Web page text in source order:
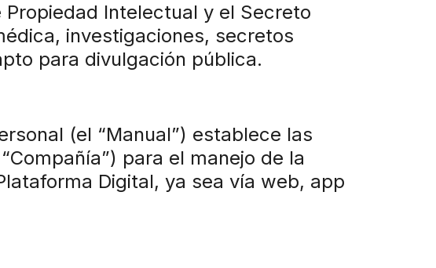
Intelectual y el Secreto
investigaciones, secretos
para divulgación pública.
(el “Manual”) establece las
para el manejo de la
Digital, ya sea vía web, app